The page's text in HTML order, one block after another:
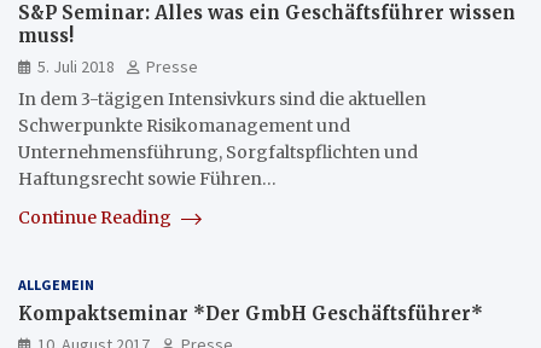
S&P Seminar: Alles was ein Geschäftsführer wissen
muss!
5. Juli 2018
Presse
In dem 3-tägigen Intensivkurs sind die aktuellen
Schwerpunkte Risikomanagement und
Unternehmensführung, Sorgfaltspflichten und
Haftungsrecht sowie Führen…
Continue Reading
ALLGEMEIN
Kompaktseminar *Der GmbH Geschäftsführer*